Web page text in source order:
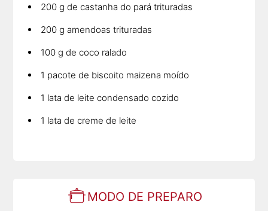
200 g de castanha do pará trituradas
200 g amendoas trituradas
100 g de coco ralado
1 pacote de biscoito maizena moído
1 lata de leite condensado cozido
1 lata de creme de leite
MODO DE PREPARO